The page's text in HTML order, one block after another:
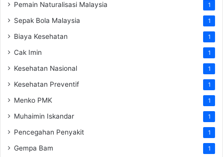
Pemain Naturalisasi Malaysia 1
Sepak Bola Malaysia 1
Biaya Kesehatan 1
Cak Imin 1
Kesehatan Nasional 1
Kesehatan Preventif 1
Menko PMK 1
Muhaimin Iskandar 1
Pencegahan Penyakit 1
Gempa Bam 1